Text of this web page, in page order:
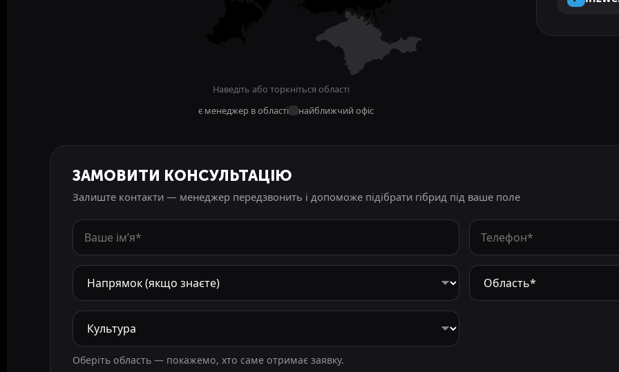
Наведіть або торкніться області
є менеджер в області
найближчий офіс
ЗАМОВИТИ КОНСУЛЬТАЦІЮ
Залиште контакти — менеджер передзвонить і допоможе підібрати гібрид під ваше поле
Оберіть область — покажемо, хто саме отримає заявку.